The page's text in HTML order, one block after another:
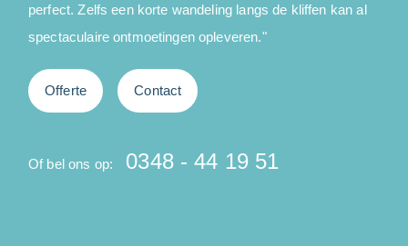
perfect. Zelfs een korte wandeling langs de kliffen kan al
spectaculaire ontmoetingen opleveren."
Offerte Contact
Of bel ons op: 0348 - 44 19 51